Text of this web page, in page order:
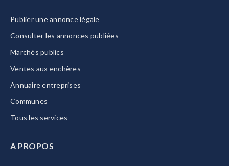
Publier une annonce légale
Consulter les annonces publiées
Marchés publics
Ventes aux enchères
Annuaire entreprises
Communes
Tous les services
A PROPOS